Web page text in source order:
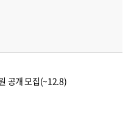
공개 모집(~12.8)